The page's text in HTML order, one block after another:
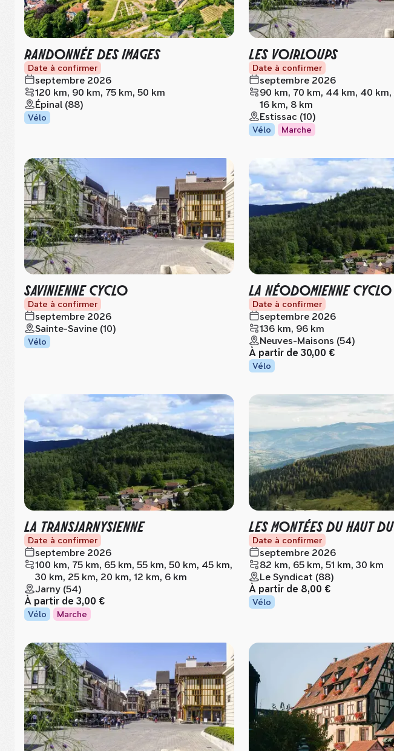
RANDONNÉE DES IMAGES
Date à confirmer
septembre 2026
120 km, 90 km, 75 km, 50 km
Épinal (88)
Vélo
LES VOIRLOUPS
Date à confirmer
septembre 2026
90 km, 70 km, 44 km, 40 km,
16 km, 8 km
Estissac (10)
Vélo Marche
SAVINIENNE CYCLO
Date à confirmer
septembre 2026
Sainte-Savine (10)
Vélo
LA NÉODOMIENNE CYCLO
Date à confirmer
septembre 2026
136 km, 96 km
Neuves-Maisons (54)
À partir de 30,00 €
Vélo
LA TRANSJARNYSIENNE
Date à confirmer
septembre 2026
100 km, 75 km, 65 km, 55 km, 50 km, 45 km,
30 km, 25 km, 20 km, 12 km, 6 km
Jarny (54)
À partir de 3,00 €
Vélo Marche
LES MONTÉES DU HAUT
Date à confirmer
septembre 2026
82 km, 65 km, 51 km, 30 km
Le Syndicat (88)
À partir de 8,00 €
Vélo